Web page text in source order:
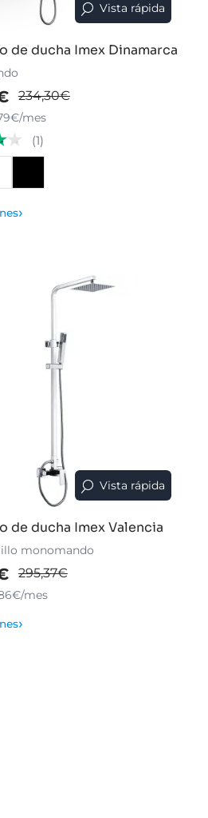
Vista rápida
de ducha Imex Dinamarca
234,30€
mes
(1)
›
Vista rápida
de ducha Imex Valencia
monomando
295,37€
mes
›